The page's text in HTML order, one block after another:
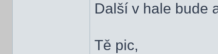
Další v hale bude
Tě pic,